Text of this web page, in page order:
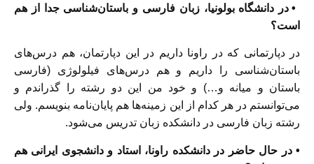
• در دانشگاه بولونیا، زبان فارسی و باستان‌شناسی جدا از هم
است؟
در دپارتمانی که در راونا داریم در این دپارتمان، هم درس‌های
باستان‌شناسی را داریم و هم درس‌های فیلولوژی (فارسی
باستان و میانه و…) و خود من این دو رشته را گذراندم و
می‌توانستم در هر کدام از این زمینه‌ها هم پایان‌نامه بنویسم. ولی
رشته زبان فارسی در دانشکده زبان تدریس می‌شود.
• در حال حاضر در دانشکده راونا، استاد و دانشجوی ایرانی هم